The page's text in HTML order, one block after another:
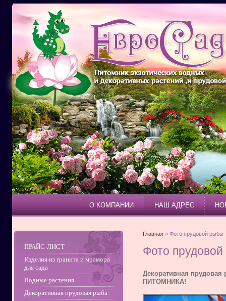
О КОМПАНИИ НАШ АДРЕС
ПРАЙС-ЛИСТ
Изделия из гранита и мрамора
для сада
Водные растения
Декоративная прудовая рыба
Главная » Фото прудовой рыбы
Фото
Декоративная
ПИТОМНИКА!